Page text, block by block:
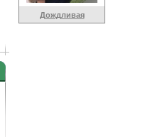
Дождливая